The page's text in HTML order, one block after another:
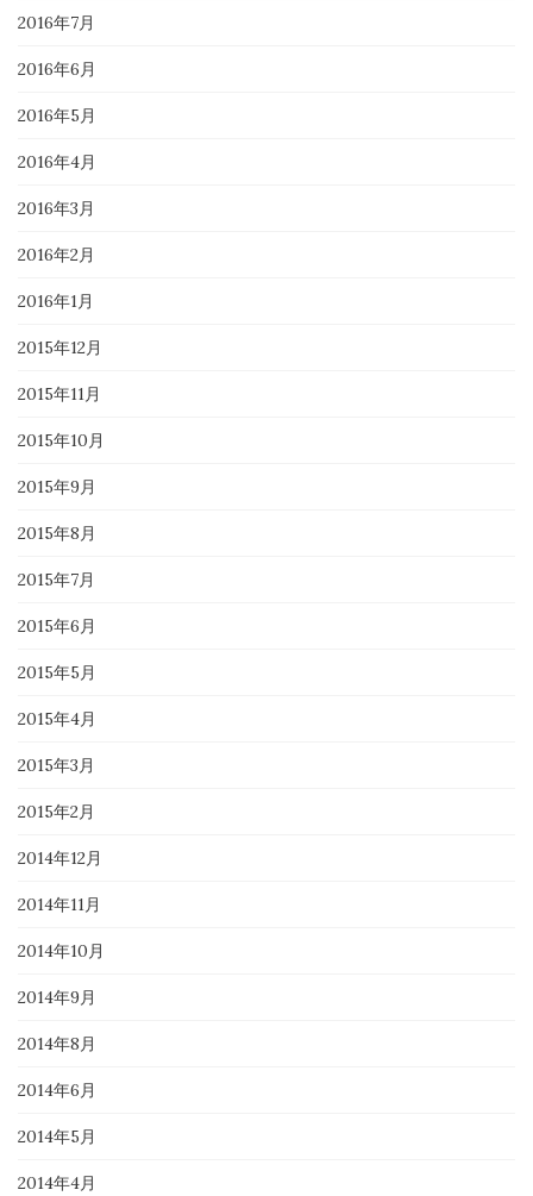
2016年7月
2016年6月
2016年5月
2016年4月
2016年3月
2016年2月
2016年1月
2015年12月
2015年11月
2015年10月
2015年9月
2015年8月
2015年7月
2015年6月
2015年5月
2015年4月
2015年3月
2015年2月
2014年12月
2014年11月
2014年10月
2014年9月
2014年8月
2014年6月
2014年5月
2014年4月